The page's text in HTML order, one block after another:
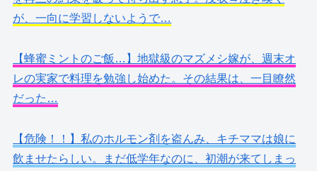
が、一向に学習しないようで…
【蜂蜜ミントのご飯…】地獄級のマズメシ嫁が、週末オ
レの実家で料理を勉強し始めた。その結果は、一目瞭然
だった…
【危険！！】私のホルモン剤を盗んみ、キチママは娘に
飲ませたらしい。まだ低学年なのに、初潮が来てしまっ